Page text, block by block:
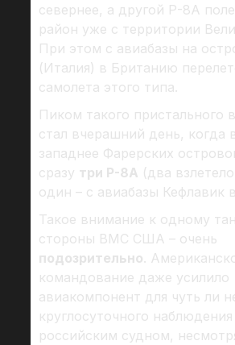
севернее, а другой Р-8А
район уже с территории
При этом с авиабазы на
(Италия) в Британию
самолета этого типа.
Пиком такого пристального
стал вчерашний день, когда
западнее Фарерских
сразу три Р-8А (два
один – с авиабазы Кефлавик
Такое внимание к одному
стороны ВМС США – очень
подозрительно.
командование даже усилило
авиакомпонент для чуть ли
круглосуточного наблюдения
российским судном,